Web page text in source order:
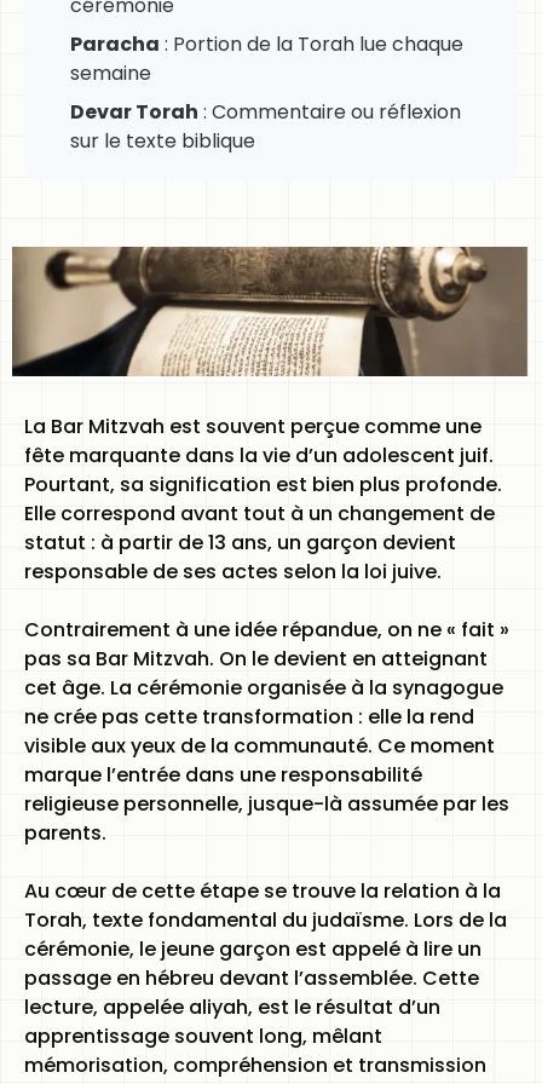
Paracha : Portion de la Torah lue chaque
semaine
Devar Torah : Commentaire ou réflexion
sur le texte biblique
La Bar Mitzvah est souvent perçue comme une
fête marquante dans la vie d’un adolescent juif.
Pourtant, sa signification est bien plus profonde.
Elle correspond avant tout à un changement de
statut : à partir de 13 ans, un garçon devient
responsable de ses actes selon la loi juive.
Contrairement à une idée répandue, on ne « fait »
pas sa Bar Mitzvah. On le devient en atteignant
cet âge. La cérémonie organisée à la synagogue
ne crée pas cette transformation : elle la rend
visible aux yeux de la communauté. Ce moment
marque l’entrée dans une responsabilité
religieuse personnelle, jusque-là assumée par les
parents.
Au cœur de cette étape se trouve la relation à la
Torah, texte fondamental du judaïsme. Lors de la
cérémonie, le jeune garçon est appelé à lire un
passage en hébreu devant l’assemblée. Cette
lecture, appelée aliyah, est le résultat d’un
apprentissage souvent long, mêlant
mémorisation, compréhension et transmission